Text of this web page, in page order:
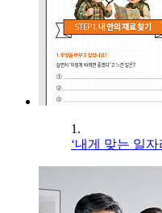
1.
‘내게 맞는 일